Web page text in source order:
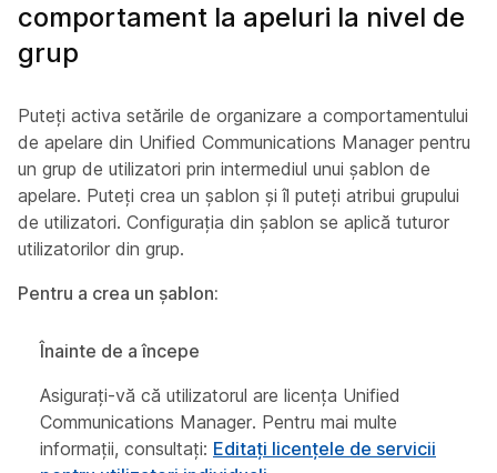
comportament la apeluri la nivel de
grup
Puteți activa setările de organizare a comportamentului
de apelare din Unified Communications Manager pentru
un grup de utilizatori prin intermediul unui șablon de
apelare. Puteți crea un șablon și îl puteți atribui grupului
de utilizatori. Configurația din șablon se aplică tuturor
utilizatorilor din grup.
Pentru a crea un șablon:
Înainte de a începe
Asigurați-vă că utilizatorul are licența Unified
Communications Manager. Pentru mai multe
informații, consultați: Editați licențele de servicii